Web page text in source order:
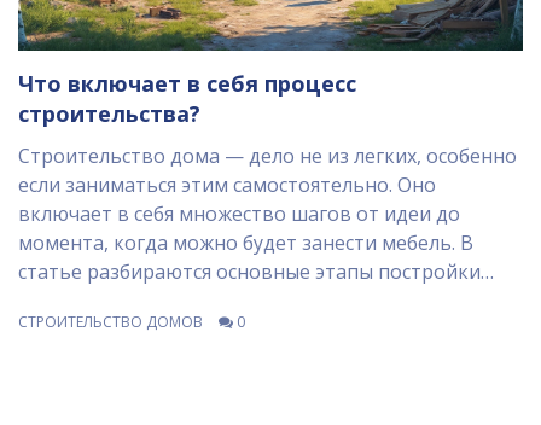
Что включает в себя процесс
строительства?
Строительство дома — дело не из легких, особенно
если заниматься этим самостоятельно. Оно
включает в себя множество шагов от идеи до
момента, когда можно будет занести мебель. В
статье разбираются основные этапы постройки
Также приведены полезные советы и интересные
СТРОИТЕЛЬСТВО ДОМОВ 0